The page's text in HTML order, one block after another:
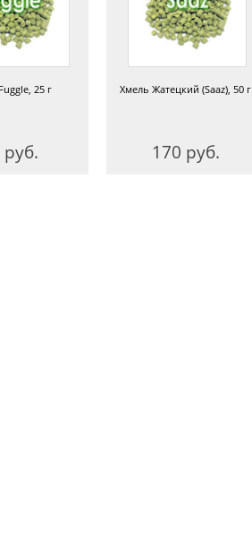
25 г
руб.
Хмель Жатецкий (Saaz), 50 г
170 руб.